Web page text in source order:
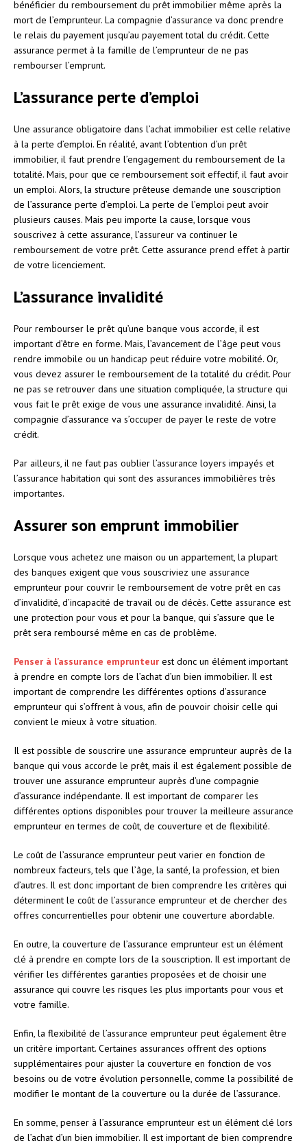
bénéficier du remboursement du prêt immobilier même après la
mort de l’emprunteur. La compagnie d’assurance va donc prendre
le relais du payement jusqu’au payement total du crédit. Cette
assurance permet à la famille de l’emprunteur de ne pas
rembourser l’emprunt.
L’assurance perte d’emploi
Une assurance obligatoire dans l’achat immobilier est celle relative
à la perte d’emploi. En réalité, avant l’obtention d’un prêt
immobilier, il faut prendre l’engagement du remboursement de la
totalité. Mais, pour que ce remboursement soit effectif, il faut avoir
un emploi. Alors, la structure prêteuse demande une souscription
de l’assurance perte d’emploi. La perte de l’emploi peut avoir
plusieurs causes. Mais peu importe la cause, lorsque vous
souscrivez à cette assurance, l’assureur va continuer le
remboursement de votre prêt. Cette assurance prend effet à partir
de votre licenciement.
L’assurance invalidité
Pour rembourser le prêt qu’une banque vous accorde, il est
important d’être en forme. Mais, l’avancement de l’âge peut vous
rendre immobile ou un handicap peut réduire votre mobilité. Or,
vous devez assurer le remboursement de la totalité du crédit. Pour
ne pas se retrouver dans une situation compliquée, la structure qui
vous fait le prêt exige de vous une assurance invalidité. Ainsi, la
compagnie d’assurance va s’occuper de payer le reste de votre
crédit.
Par ailleurs, il ne faut pas oublier l’assurance loyers impayés et
l’assurance habitation qui sont des assurances immobilières très
importantes.
Assurer son emprunt immobilier
Lorsque vous achetez une maison ou un appartement, la plupart
des banques exigent que vous souscriviez une assurance
emprunteur pour couvrir le remboursement de votre prêt en cas
d’invalidité, d’incapacité de travail ou de décès. Cette assurance est
une protection pour vous et pour la banque, qui s’assure que le
prêt sera remboursé même en cas de problème.
Penser à l’assurance emprunteur est donc un élément important
à prendre en compte lors de l’achat d’un bien immobilier. Il est
important de comprendre les différentes options d’assurance
emprunteur qui s’offrent à vous, afin de pouvoir choisir celle qui
convient le mieux à votre situation.
Il est possible de souscrire une assurance emprunteur auprès de la
banque qui vous accorde le prêt, mais il est également possible de
trouver une assurance emprunteur auprès d’une compagnie
d’assurance indépendante. Il est important de comparer les
différentes options disponibles pour trouver la meilleure assurance
emprunteur en termes de coût, de couverture et de flexibilité.
Le coût de l’assurance emprunteur peut varier en fonction de
nombreux facteurs, tels que l’âge, la santé, la profession, et bien
d’autres. Il est donc important de bien comprendre les critères qui
déterminent le coût de l’assurance emprunteur et de chercher des
offres concurrentielles pour obtenir une couverture abordable.
En outre, la couverture de l’assurance emprunteur est un élément
clé à prendre en compte lors de la souscription. Il est important de
vérifier les différentes garanties proposées et de choisir une
assurance qui couvre les risques les plus importants pour vous et
votre famille.
Enfin, la flexibilité de l’assurance emprunteur peut également être
un critère important. Certaines assurances offrent des options
supplémentaires pour ajuster la couverture en fonction de vos
besoins ou de votre évolution personnelle, comme la possibilité de
modifier le montant de la couverture ou la durée de l’assurance.
En somme, penser à l’assurance emprunteur est un élément clé lors
de l’achat d’un bien immobilier. Il est important de bien comprendre